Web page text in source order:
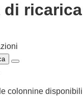
di ricarica
colonnine disponibili